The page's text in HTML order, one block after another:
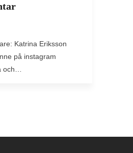
Katrina Eriksson
på instagram
och…